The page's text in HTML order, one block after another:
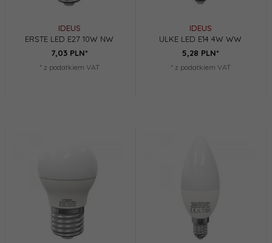
IDEUS
ERSTE LED E27 10W NW
7,03 PLN*
* z podatkiem VAT
IDEUS
ULKE LED E14 4W WW
5,28 PLN*
* z podatkiem VAT